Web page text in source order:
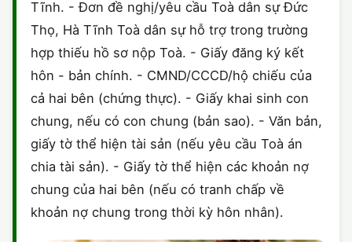
Tĩnh. - Đơn đề nghị/yêu cầu Toà dân sự Đức
Thọ, Hà Tĩnh Toà dân sự hỗ trợ trong trường
hợp thiếu hồ sơ nộp Toà. - Giấy đăng ký kết
hôn - bản chính. - CMND/CCCD/hộ chiếu của
cả hai bên (chứng thực). - Giấy khai sinh con
chung, nếu có con chung (bản sao). - Văn bản,
giấy tờ thể hiện tài sản (nếu yêu cầu Toà án
chia tài sản). - Giấy tờ thể hiện các khoản nợ
chung của hai bên (nếu có tranh chấp về
khoản nợ chung trong thời kỳ hôn nhân).